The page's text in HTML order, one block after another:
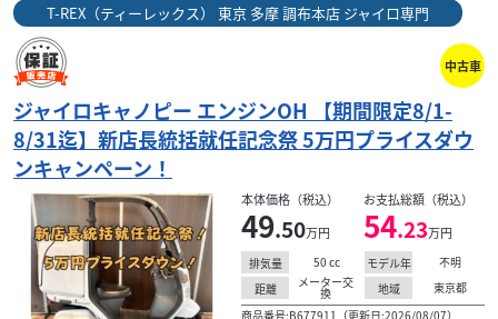
ホンダ 株式会社WINGオオタニ
ジャイロキャノピー 2018年式 JMSボックス スマホ
バー...
本体価格:45.50万円 （税込）
ミニカー仕様変更無料 燃費の良い４サイクル！在庫豊富な
当店で見に来て決めてください！納得の一台があります！
T-REX（ティーレックス） 東京 多摩 調布本店 ジャイロ専門
中古車
ジャイロキャノピー エンジンOH 【期間限定8/1-
8/31迄】新店長統括就任記念祭 5万円プライスダウ
ンキャンペーン！
本体価格（税込）
49.50万円
お支払総額（税込）
54.23万円
排気量 50 cc モデル年
不明
距離
メーター交
換 地域
東京都
商品番号:B677911（更新日:2026/08/07）